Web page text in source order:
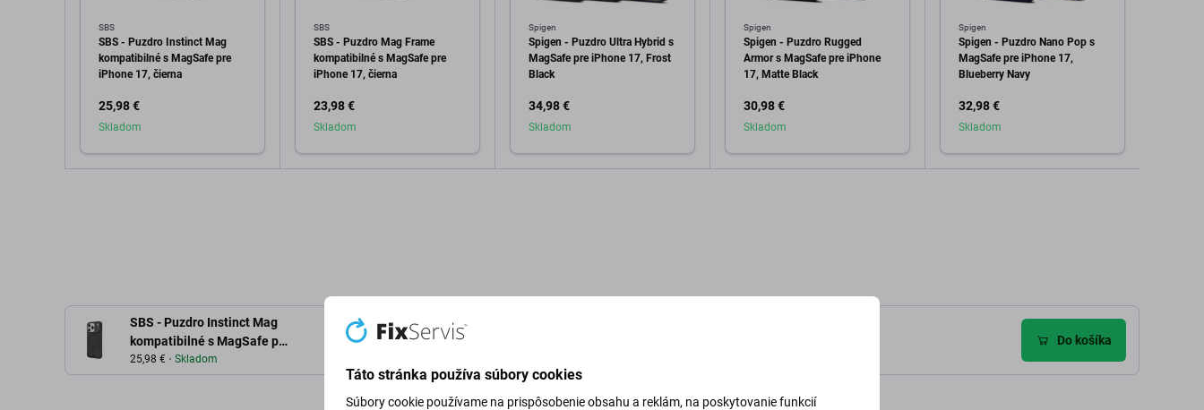
SBS
SBS - Puzdro Instinct Mag
kompatibilné s MagSafe pre
iPhone 17, čierna
25,98 €
Skladom
SBS
SBS - Puzdro Mag Frame
kompatibilné s MagSafe pre
iPhone 17, čierna
23,98 €
Skladom
Spigen
Spigen - Puzdro Ultra Hybrid s
MagSafe pre iPhone 17, Frost
Black
34,98 €
Skladom
Spigen
Spigen - Puzdro Rugged
Armor s MagSafe pre iPhone
17, Matte Black
30,98 €
Skladom
Spigen
Spigen - Puzdro Nano Pop s
MagSafe pre iPhone 17,
Blueberry Navy
32,98 €
Skladom
SBS - Puzdro Instinct Mag
kompatibilné s MagSafe pre
iPhone 17, ružová
25,98 € Skladom
Do košíka
Táto stránka používa súbory cookies
Súbory cookie používame na prispôsobenie obsahu a reklám, na poskytovanie funkcií